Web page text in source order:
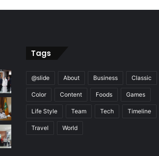
Tags
@slide About Business Classic
Color Content Foods Games
Life Style Team Tech Timeline
Travel World